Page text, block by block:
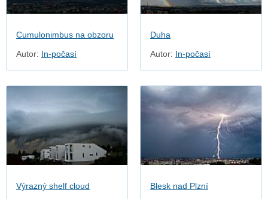
Cumulonimbus na obzoru
Autor: In-počasí
Duha
Autor: In-počasí
Výrazný shelf cloud
Blesk nad Plzní